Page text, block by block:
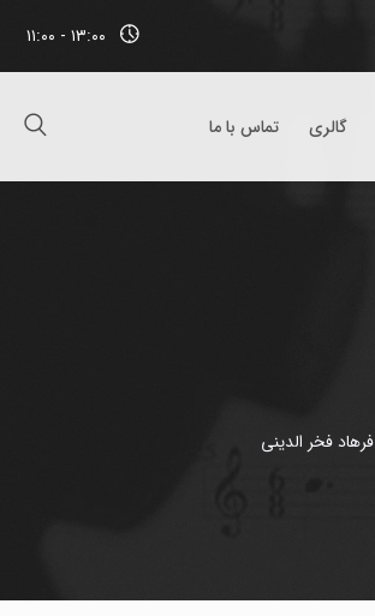
گالری تماس با ما
فرهاد فخر الدینی